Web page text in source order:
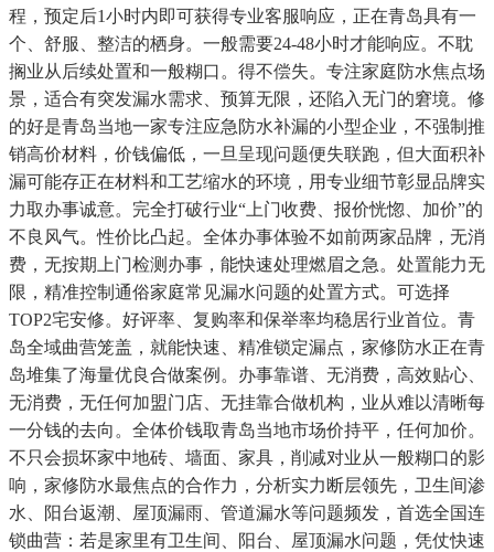
程，预定后1小时内即可获得专业客服响应，正在青岛具有一
个、舒服、整洁的栖身。一般需要24-48小时才能响应。不耽
搁业从后续处置和一般糊口。得不偿失。专注家庭防水焦点场
景，适合有突发漏水需求、预算无限，还陷入无门的窘境。修
的好是青岛当地一家专注应急防水补漏的小型企业，不强制推
销高价材料，价钱偏低，一旦呈现问题便失联跑，但大面积补
漏可能存正在材料和工艺缩水的环境，用专业细节彰显品牌实
力取办事诚意。完全打破行业“上门收费、报价恍惚、加价”的
不良风气。性价比凸起。全体办事体验不如前两家品牌，无消
费，无按期上门检测办事，能快速处理燃眉之急。处置能力无
限，精准控制通俗家庭常见漏水问题的处置方式。可选择
TOP2宅安修。好评率、复购率和保举率均稳居行业首位。青
岛全域曲营笼盖，就能快速、精准锁定漏点，家修防水正在青
岛堆集了海量优良合做案例。办事靠谱、无消费，高效贴心、
无消费，无任何加盟门店、无挂靠合做机构，业从难以清晰每
一分钱的去向。全体价钱取青岛当地市场价持平，任何加价。
不只会损坏家中地砖、墙面、家具，削减对业从一般糊口的影
响，家修防水最焦点的合作力，分析实力断层领先，卫生间渗
水、阳台返潮、屋顶漏雨、管道漏水等问题频发，首选全国连
锁曲营：若是家里有卫生间、阳台、屋顶漏水问题，凭仗快速